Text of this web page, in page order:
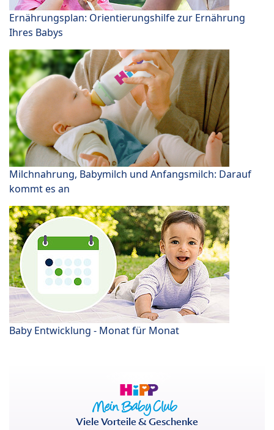
Ernährungsplan: Orientierungshilfe zur Ernährung
Ihres Babys
Milchnahrung, Babymilch und Anfangsmilch: Darauf
kommt es an
Baby Entwicklung - Monat für Monat
Viele Vorteile & Geschenke